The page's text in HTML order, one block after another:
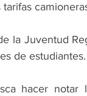
la Juventud
de estudiantes.
hacer notar